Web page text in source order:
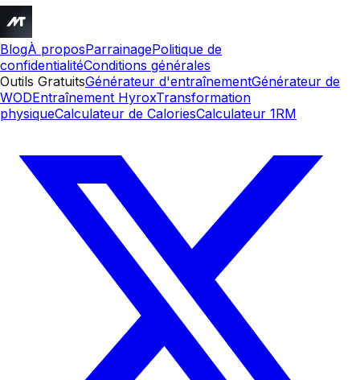
BlogÀ proposParrainagePolitique de
confidentialitéConditions générales
Outils GratuitsGénérateur d'entraînementGénérateur de
WODEntraînement HyroxTransformation
physiqueCalculateur de CaloriesCalculateur 1RM